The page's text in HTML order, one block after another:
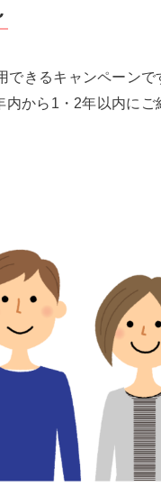
できるキャンペーンで
から1・2年以内にご